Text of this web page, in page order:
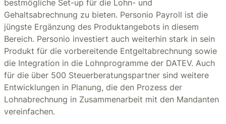
bestmögliche Set-up für die Lohn- und
Gehaltsabrechnung zu bieten. Personio Payroll ist die
jüngste Ergänzung des Produktangebots in diesem
Bereich. Personio investiert auch weiterhin stark in sein
Produkt für die vorbereitende Entgeltabrechnung sowie
die Integration in die Lohnprogramme der DATEV. Auch
für die über 500 Steuerberatungspartner sind weitere
Entwicklungen in Planung, die den Prozess der
Lohnabrechnung in Zusammenarbeit mit den Mandanten
vereinfachen.